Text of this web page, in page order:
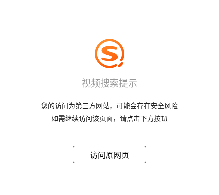
视频搜索提示
您的访问为第三方网站，可能会存在安全风险
如需继续访问该页面，请点击下方按钮
访问原网页